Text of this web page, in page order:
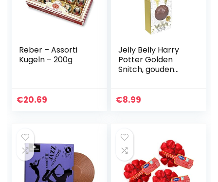
Reber – Assorti
Kugeln – 200g
€20.69
Jelly Belly Harry
Potter Golden
Snitch, gouden
€8.99